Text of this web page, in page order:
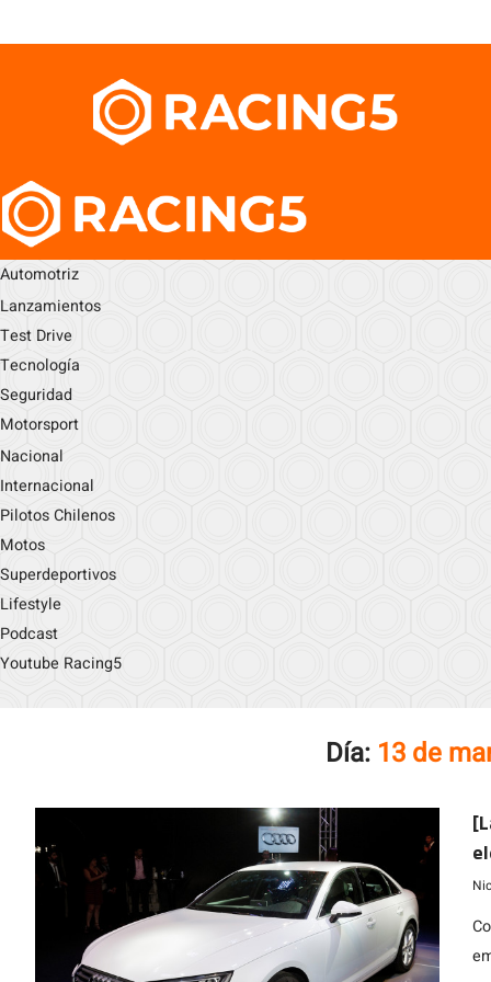
Automotriz
Lanzamientos
Test Drive
Tecnología
Seguridad
Motorsport
Nacional
Internacional
Pilotos Chilenos
Motos
Superdeportivos
Lifestyle
Podcast
Youtube Racing5
Día: 13 de